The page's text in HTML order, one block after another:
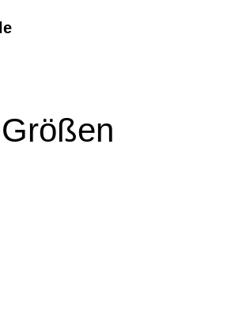
Größen